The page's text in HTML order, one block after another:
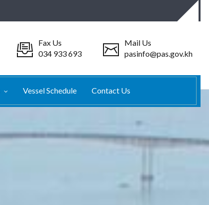
Fax Us
034 933 693
Mail Us
pasinfo@pas.gov.kh
Vessel Schedule Contact Us